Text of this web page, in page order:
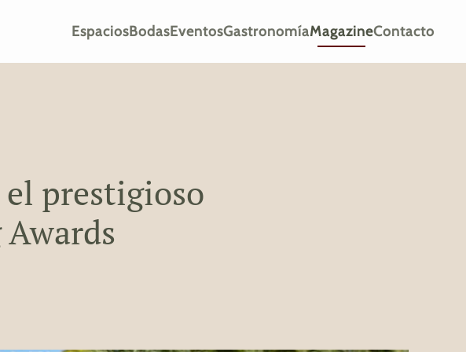
EspaciosBodasEventosGastronomíaMagazineContacto
prestigioso